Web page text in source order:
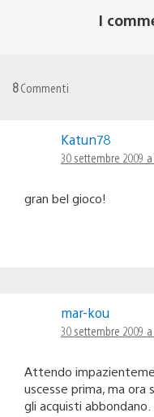
I
8Commenti
Katun78
30 settembre 2009 a
gran bel gioco!
mar-kou
30 settembre 2009 a
Attendo
uscesse prima, ma ora
gli acquisti abbondano.